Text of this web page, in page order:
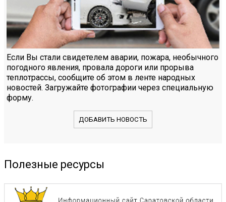
Если Вы стали свидетелем аварии, пожара, необычного
погодного явления, провала дороги или прорыва
теплотрассы, сообщите об этом в ленте народных
новостей. Загружайте фотографии через специальную
форму.
ДОБАВИТЬ НОВОСТЬ
Полезные ресурсы